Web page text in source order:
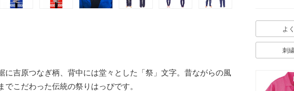
に吉原つなぎ柄、背中には堂々とした「祭」文字。昔ながらの風
でこだわった伝統の祭りはっぴです。
よ
刺